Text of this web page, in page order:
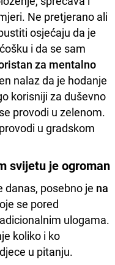
Ne pretjerano ali
osjećaju da je
i da se sam
za mentalno
nalaz da je hodanje
korisniji za duševno
provodi u zelenom.
u gradskom
svijetu je ogroman
danas, posebno je na
se pored
ulogama.
koliko i ko
u pitanju.